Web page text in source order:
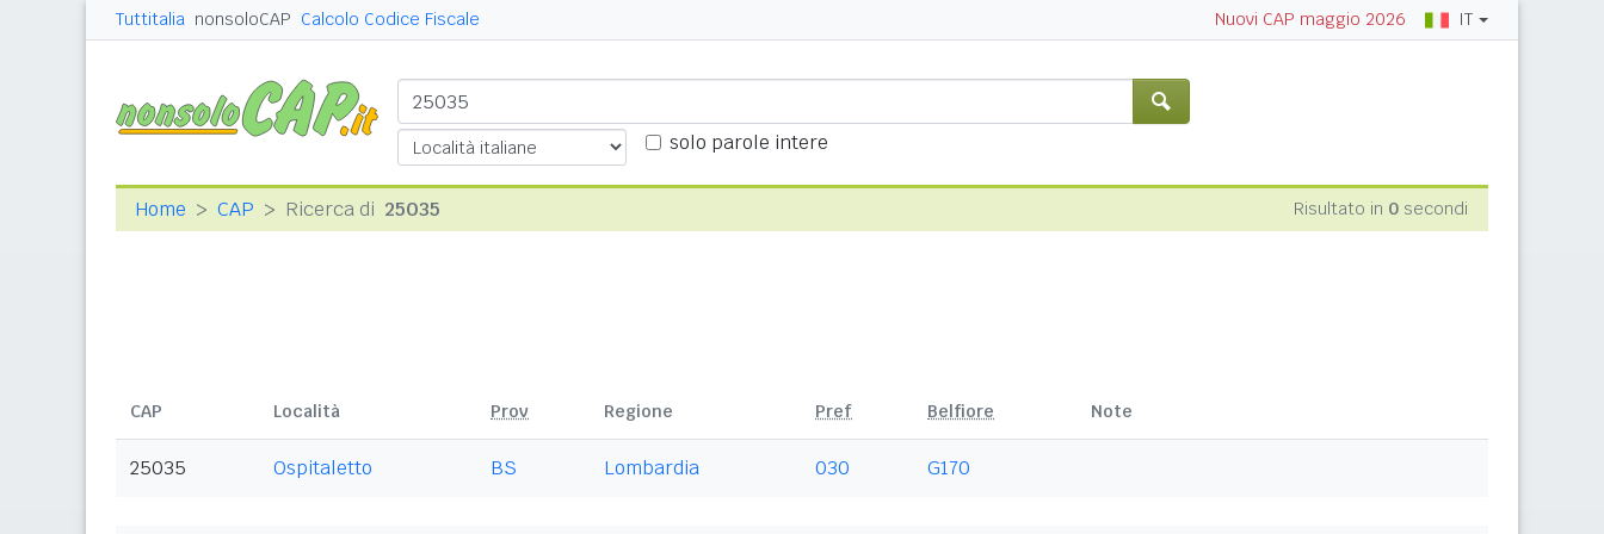
Tuttitalia nonsoloCAP Calcolo Codice Fiscale Nuovi CAP maggio 2026 IT
solo parole intere
Home CAP Ricerca di 25035 Risultato in 0 secondi
CAP Località Prov Regione Pref Belfiore Note
25035 Ospitaletto BS Lombardia 030 G170